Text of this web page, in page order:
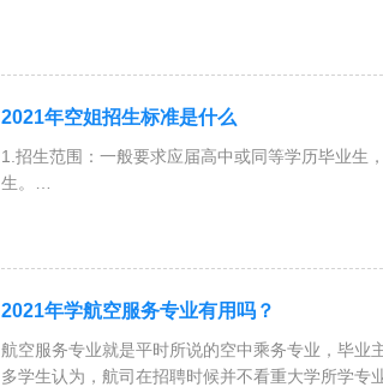
2021年空姐招生标准是什么
1.招生范围：一般要求应届高中或同等学历毕业生
生。
2021年学航空服务专业有用吗？
航空服务专业就是平时所说的空中乘务专业，毕业
多学生认为，航司在招聘时候并不看重大学所学专